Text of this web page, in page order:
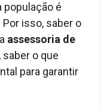
população é
isso, saber o
assessoria de
o que
para garantir